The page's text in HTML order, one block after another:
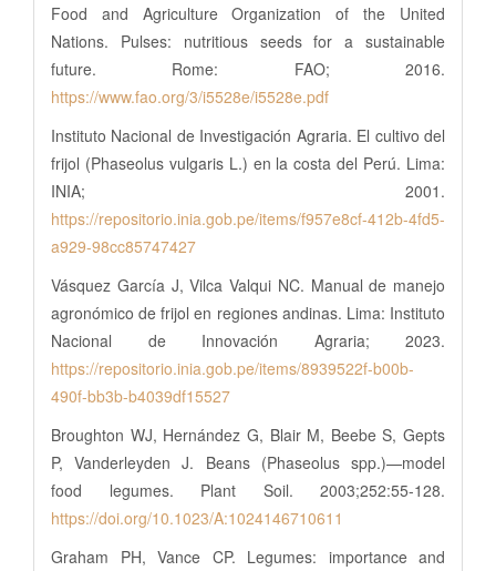
Food and Agriculture Organization of the United
Nations. Pulses: nutritious seeds for a sustainable
future. Rome: FAO; 2016.
https://www.fao.org/3/i5528e/i5528e.pdf
Instituto Nacional de Investigación Agraria. El cultivo del
frijol (Phaseolus vulgaris L.) en la costa del Perú. Lima:
INIA; 2001.
https://repositorio.inia.gob.pe/items/f957e8cf-412b-4fd5-
a929-98cc85747427
Vásquez García J, Vilca Valqui NC. Manual de manejo
agronómico de frijol en regiones andinas. Lima: Instituto
Nacional de Innovación Agraria; 2023.
https://repositorio.inia.gob.pe/items/8939522f-b00b-
490f-bb3b-b4039df15527
Broughton WJ, Hernández G, Blair M, Beebe S, Gepts
P, Vanderleyden J. Beans (Phaseolus spp.)—model
food legumes. Plant Soil. 2003;252:55-128.
https://doi.org/10.1023/A:1024146710611
Graham PH, Vance CP. Legumes: importance and